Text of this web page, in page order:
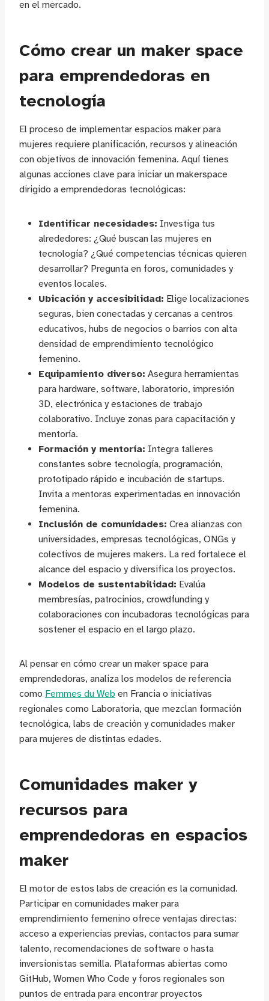
en el mercado.
Cómo crear un maker space
para emprendedoras en
tecnología
El proceso de implementar espacios maker para
mujeres requiere planificación, recursos y alineación
con objetivos de innovación femenina. Aquí tienes
algunas acciones clave para iniciar un makerspace
dirigido a emprendedoras tecnológicas:
Identificar necesidades: Investiga tus
alrededores: ¿Qué buscan las mujeres en
tecnología? ¿Qué competencias técnicas quieren
desarrollar? Pregunta en foros, comunidades y
eventos locales.
Ubicación y accesibilidad: Elige localizaciones
seguras, bien conectadas y cercanas a centros
educativos, hubs de negocios o barrios con alta
densidad de emprendimiento tecnológico
femenino.
Equipamiento diverso: Asegura herramientas
para hardware, software, laboratorio, impresión
3D, electrónica y estaciones de trabajo
colaborativo. Incluye zonas para capacitación y
mentoría.
Formación y mentoría: Integra talleres
constantes sobre tecnología, programación,
prototipado rápido e incubación de startups.
Invita a mentoras experimentadas en innovación
femenina.
Inclusión de comunidades: Crea alianzas con
universidades, empresas tecnológicas, ONGs y
colectivos de mujeres makers. La red fortalece el
alcance del espacio y diversifica los proyectos.
Modelos de sustentabilidad: Evalúa
membresías, patrocinios, crowdfunding y
colaboraciones con incubadoras tecnológicas para
sostener el espacio en el largo plazo.
Al pensar en cómo crear un maker space para
emprendedoras, analiza los modelos de referencia
como Femmes du Web en Francia o iniciativas
regionales como Laboratoria, que mezclan formación
tecnológica, labs de creación y comunidades maker
para mujeres de distintas edades.
Comunidades maker y
recursos para
emprendedoras en espacios
maker
El motor de estos labs de creación es la comunidad.
Participar en comunidades maker para
emprendimiento femenino ofrece ventajas directas:
acceso a experiencias previas, contactos para sumar
talento, recomendaciones de software o hasta
inversionistas semilla. Plataformas abiertas como
GitHub, Women Who Code y foros regionales son
puntos de entrada para encontrar proyectos